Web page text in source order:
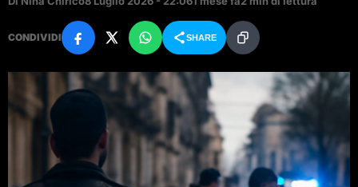
CONDIVIDI SHARE